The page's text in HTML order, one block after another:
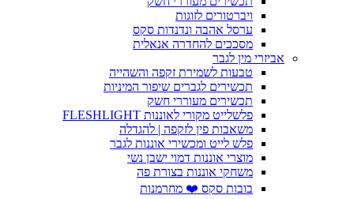
ויברטורים לזוגות
ערסל אהבה ונדנדות סקס
מסככים להחדרה אנאלית
אביזרי מין לגבר
טבעות לשמירת זקפה והשהייה
תכשירים לגברים שיפור המיניות
תכשירים מעוררי חשק
פלשלייט מקורי לאוננות FLESHLIGHT
משאבות פין לזקפה | להגדלה
פלש לייט ומכשירי אוננות לגבר
מוצרי אוננות דמוי ישבן נשי
משחקי אוננות בצורת פה
בובות סקס ❤️ מחרמנות